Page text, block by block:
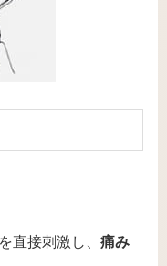
直接刺激し、痛み